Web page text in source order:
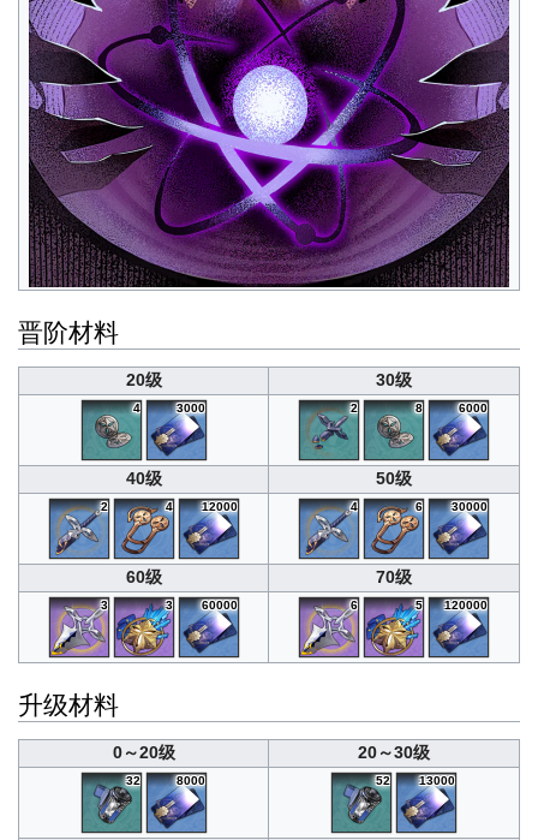
晋阶材料
20级 30级
4 3000 2 8 6000
40级 50级
2 4 12000 4 6 30000
60级 70级
3 3 60000 6 5 120000
升级材料
0～20级 20～30级
32 8000 52 13000